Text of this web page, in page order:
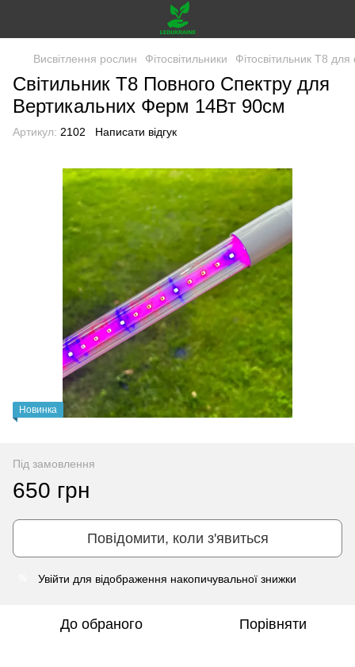
Висвітлення рослин Фітосвітильники Фітосвітильник T8
Світильник T8 Повного Спектру для
Вертикальних Ферм 14Вт 90см
Артикул: 2102 Написати відгук
Новинка
Під замовлення
650 грн
Повідомити, коли з'явиться
Увійти для відображення накопичувальної знижки
До обраного Порівняти